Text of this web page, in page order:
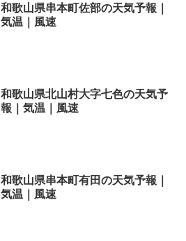
和歌山県串本町佐部の天気予報｜
気温｜風速
和歌山県北山村大字七色の天気予
報｜気温｜風速
和歌山県串本町有田の天気予報｜
気温｜風速